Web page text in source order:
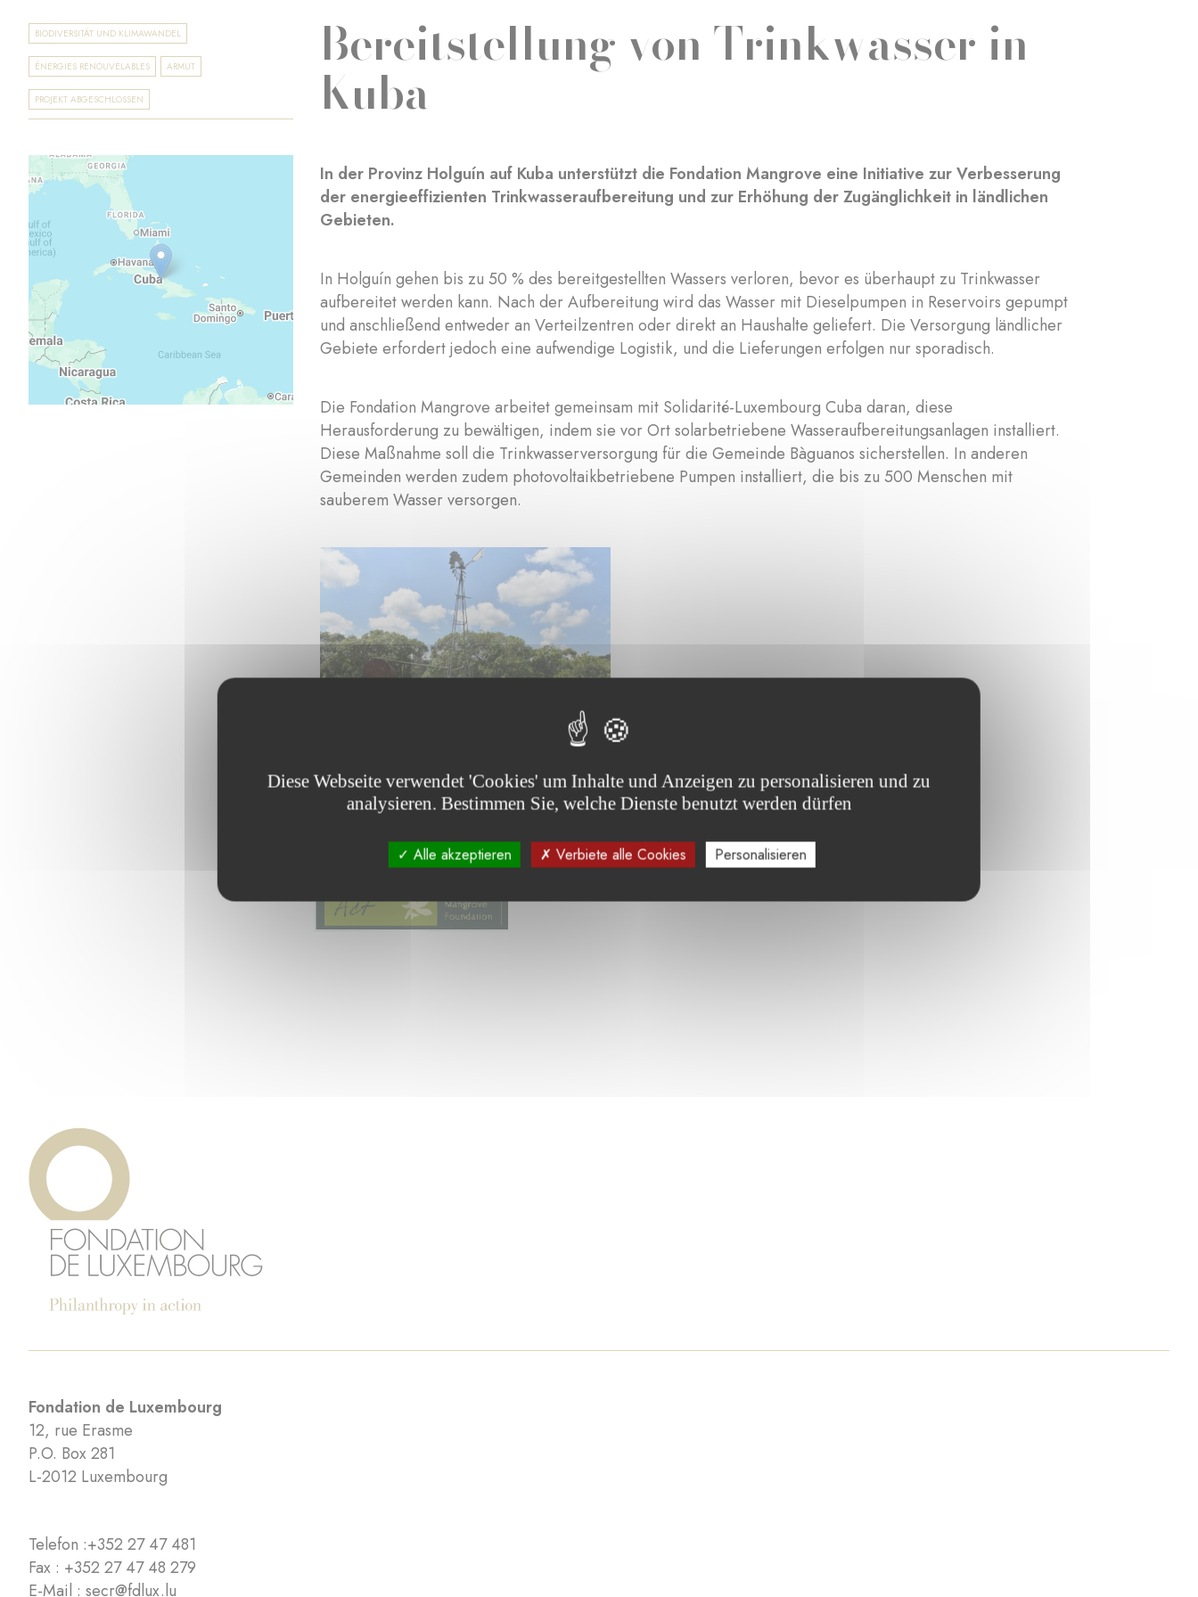
BIODIVERSITÄT UND KLIMAWANDEL
ÉNERGIES RENOUVELABLES ARMUT
PROJEKT ABGESCHLOSSEN
Bereitstellung von Trinkwasser in
Kuba
In der Provinz Holguín auf Kuba unterstützt die Fondation Mangrove eine Initiative zur Verbesserung
der energieeffizienten Trinkwasseraufbereitung und zur Erhöhung der Zugänglichkeit in ländlichen
Gebieten.
In Holguín gehen bis zu 50 % des bereitgestellten Wassers verloren, bevor es überhaupt zu Trinkwasser
aufbereitet werden kann. Nach der Aufbereitung wird das Wasser mit Dieselpumpen in Reservoirs gepumpt
und anschließend entweder an Verteilzentren oder direkt an Haushalte geliefert. Die Versorgung ländlicher
Gebiete erfordert jedoch eine aufwendige Logistik, und die Lieferungen erfolgen nur sporadisch.
Die Fondation Mangrove arbeitet gemeinsam mit Solidarité-Luxembourg Cuba daran, diese
Herausforderung zu bewältigen, indem sie vor Ort solarbetriebene Wasseraufbereitungsanlagen installiert.
Diese Maßnahme soll die Trinkwasserversorgung für die Gemeinde Bàguanos sicherstellen. In anderen
Gemeinden werden zudem photovoltaikbetriebene Pumpen installiert, die bis zu 500 Menschen mit
sauberem Wasser versorgen.
Durchsuchen Sie die von der Stiftung unterstützten Projekte :
Fondation de Luxembourg
12, rue Erasme
P.O. Box 281
L-2012 Luxembourg
Telefon :+352 27 47 481
Fax : +352 27 47 48 279
E-Mail : secr@fdlux.lu
Diese Webseite verwendet 'Cookies' um Inhalte und Anzeigen zu personalisieren und zu
analysieren. Bestimmen Sie, welche Dienste benutzt werden dürfen
Alle akzeptieren Verbiete alle Cookies Personalisieren